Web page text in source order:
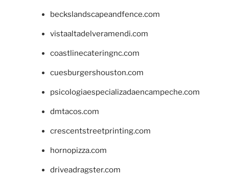
beckslandscapeandfence.com
vistaaltadelveramendi.com
coastlinecateringnc.com
cuesburgershouston.com
psicologiaespecializadaencampeche.com
dmtacos.com
crescentstreetprinting.com
hornopizza.com
driveadragster.com